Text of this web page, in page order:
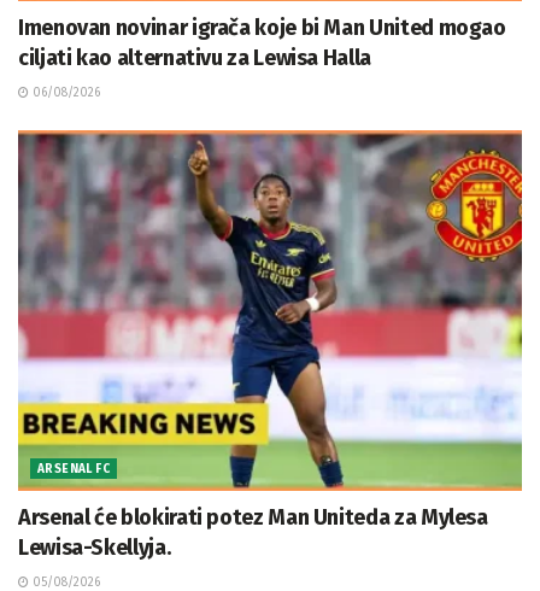
Imenovan novinar igrača koje bi Man United mogao
ciljati kao alternativu za Lewisa Halla
06/08/2026
ARSENAL FC
Arsenal će blokirati potez Man Uniteda za Mylesa
Lewisa-Skellyja.
05/08/2026